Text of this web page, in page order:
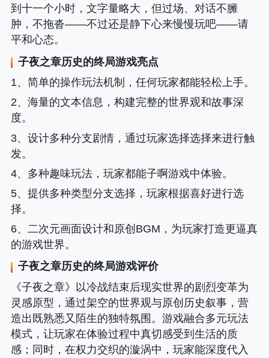
到十一个小时，文字量略大，但过场、对话不臃
肿，不拖沓——不过还是静下心来慢慢玩吧——请
平和心态。
子夜之章历史的终局游戏亮点
1、简单的操作玩法机制，任何玩家都能轻松上手。
2、海量的文本信息，构建完整的世界观和故事深
度。
3、设计多种分支剧情，通过玩家选择选择来进行触
发。
4、多种趣味玩法，玩家都能子啊游戏中体验。
5、提供多种类型分支选择，玩家根据喜好进行选
择。
6、二次元画面设计和原创BGM，为玩家打造更逼真
的游戏世界。
子夜之章历史的终局游戏评价
《子夜之章》以冷战结束后现实世界的剧烈变革为
灵感原型，通过架空的世界观与原创历史叙事，营
造出既熟悉又陌生的独特氛围。游戏融合多元玩法
模式，让玩家在体验过程中真切感受到生活的质
感；同时，在权力交织的漩涡中，玩家能深度代入